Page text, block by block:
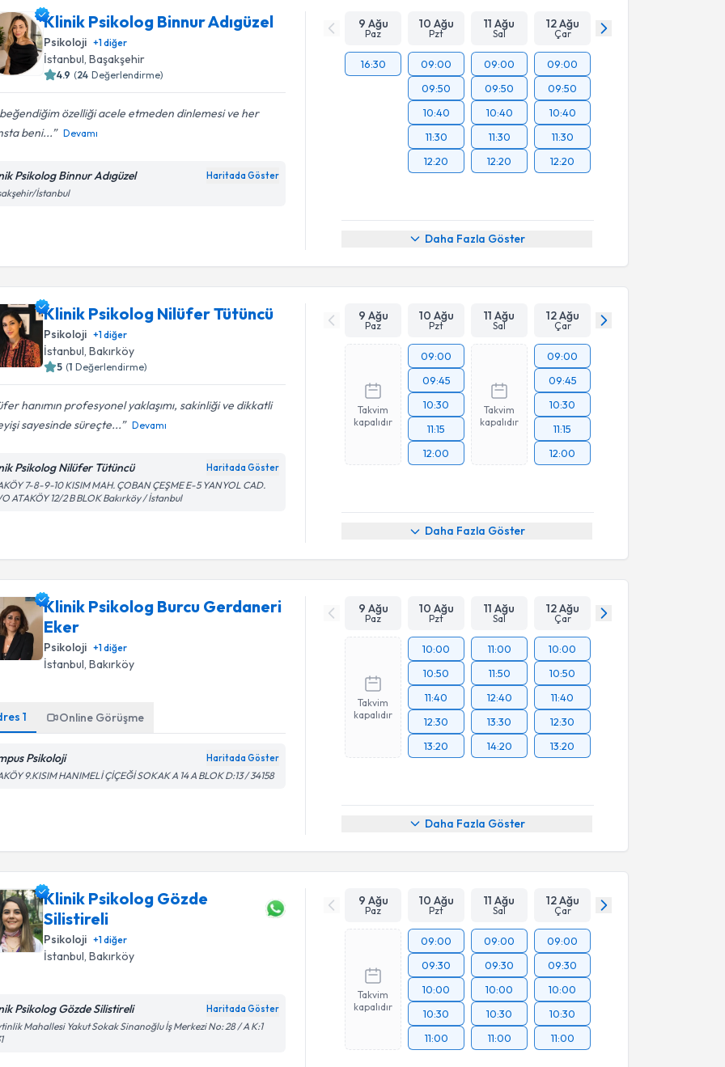
Klinik Psikolog Binnur Adıgüzel
Psikoloji +1diğer
İstanbul , Başakşehir
4.9 (24 Değerlendirme)
özelliği acele etmeden dinlemesi ve her
beni...
Devamı
Psikolog Binnur Adıgüzel Haritada Göster
İstanbul
9 Ağu
Paz
10 Ağu
Pzt
11 Ağu
Sal
12 Ağu
Çar
16:30
09:00
09:50
10:40
11:30
12:20
09:00
09:50
10:40
11:30
12:20
09:00
09:50
10:40
11:30
12:20
Daha Fazla Göster
Klinik Psikolog Nilüfer Tütüncü
Psikoloji +1diğer
İstanbul, Bakırköy
5 (1 Değerlendirme)
hanımın profesyonel yaklaşımı, sakinliği ve dikkatli
sayesinde süreçte...
Devamı
Psikolog Nilüfer Tütüncü Haritada Göster
7-8-9-10 KISIM MAH. ÇOBAN ÇEŞME E-5 YANYOL CAD.
ATAKÖY 12/2 B BLOK Bakırköy / İstanbul
9 Ağu
Paz
10 Ağu
Pzt
11 Ağu
Sal
12 Ağu
Çar
Takvim
kapalıdır
09:00
09:45
10:30
11:15
12:00
Takvim
kapalıdır
09:00
09:45
10:30
11:15
12:00
Daha Fazla Göster
Klinik Psikolog Burcu Gerdaneri
Eker
Psikoloji +1diğer
İstanbul , Bakırköy
1 Online Görüşme
Psikoloji Haritada Göster
9.KISIM HANIMELİ ÇİÇEĞİ SOKAK A 14 A BLOK D:13 / 34158
9 Ağu
Paz
10 Ağu
Pzt
11 Ağu
Sal
12 Ağu
Çar
Takvim
kapalıdır
10:00
10:50
11:40
12:30
13:20
11:00
11:50
12:40
13:30
14:20
10:00
10:50
11:40
12:30
13:20
Daha Fazla Göster
Klinik Psikolog Gözde
Silistireli
Psikoloji +1diğer
İstanbul, Bakırköy
Psikolog Gözde Silistireli Haritada Göster
Mahallesi Yakut Sokak Sinanoğlu İş Merkezi No: 28 / A K:1
9 Ağu
Paz
10 Ağu
Pzt
11 Ağu
Sal
12 Ağu
Çar
Takvim
kapalıdır
09:00
09:30
10:00
10:30
11:00
09:00
09:30
10:00
10:30
11:00
09:00
09:30
10:00
10:30
11:00